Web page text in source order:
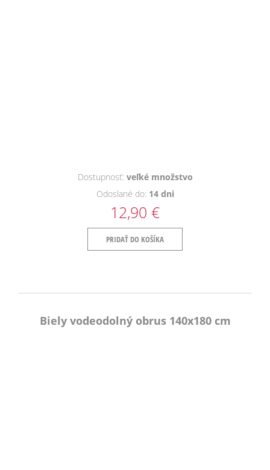
Dostupnosť: veľké množstvo
Odoslané do: 14 dni
12,90 €
PRIDAŤ DO KOŠÍKA
Biely vodeodolný obrus 140x180 cm